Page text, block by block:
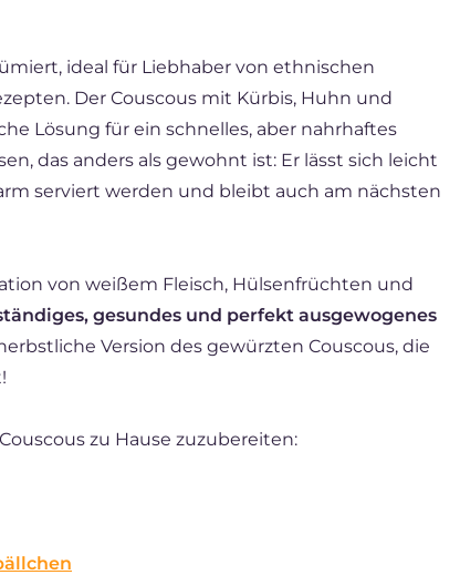
ideal für Liebhaber von ethnischen
Der Couscous mit Kürbis, Huhn und
Lösung für ein schnelles, aber nahrhaftes
das anders als gewohnt ist: Er lässt sich leicht
serviert werden und bleibt auch am nächsten
von weißem Fleisch, Hülsenfrüchten und
gesundes und perfekt ausgewogenes
Version des gewürzten Couscous, die
zu Hause zuzubereiten: